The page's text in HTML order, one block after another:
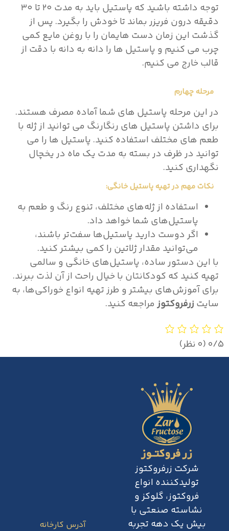
توجه داشته باشید که پاستیل باید به مدت ۲۰ تا ۳۰
دقیقه درون فریزر بماند تا خودش را بگیرد. پس از
گذشت این زمان دست هایمان را با روغن مایع کمی
چرب می کنیم و پاستیل ها را دانه به دانه با دقت از
قالب خارج می کنیم.
مرحله چهارم
در این مرحله پاستیل های شما آماده مصرف هستند.
برای داشتن پاستیل های رنگارنگ می توانید از ژله با
طعم های مختلف استفاده کنید. پاستیل ها را می
توانید در ظرف در بسته به مدت یک ماه در یخچال
نگهداری کنید.
نکات مهم در تهیه پاستیل خانگی:
استفاده از ژله‌های مختلف، تنوع رنگ و طعم به
پاستیل‌های شما خواهد داد.
اگر دوست دارید پاستیل‌ها سفت‌تر باشند،
می‌توانید مقدار ژلاتین را کمی بیشتر کنید.
با این دستور ساده، پاستیل‌های خانگی و سالمی
تهیه کنید که کودکانتان با خیال راحت از آن لذت ببرند.
برای آموزش‌های بیشتر و طرز تهیه انواع خوراکی‌ها، به
سایت زرفروکتوز مراجعه کنید.
‫0/5 ‫(0 نظر)
شرکت زرفروکتوز
تولیدکننده انواع
فروکتوز، گلوکز و
نشاسته صنعتی با
بیش یک دهه تجربه
آدرس کارخانه